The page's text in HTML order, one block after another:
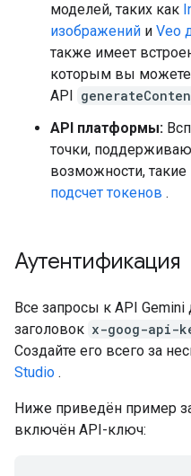
моделей, таких как
изображений и Veo
также имеет
которым вы
API
API платформы:
точки,
возможности, такие
подсчет токенов .
Аутентификация
Все запросы к API
заголовок x-goog-api-
Создайте его всего за
Studio .
Ниже приведён пример
включён API-ключ: